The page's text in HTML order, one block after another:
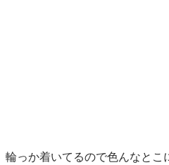
輪っか着いてるので色んなとこ